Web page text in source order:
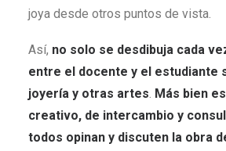
joya desde otros puntos de vista.
Así, no solo se desdibuja cada
entre el docente y el estudiante
joyería y otras artes. Más bien
creativo, de intercambio y
todos opinan y discuten la obra